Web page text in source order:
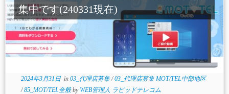
集中です(240331現在)
2024年3月31日in 03_代理店募集/03_代理店募集 MOT/TEL中部地区
/85_MOT/TEL全般by WEB管理人 ラピッドテレコム